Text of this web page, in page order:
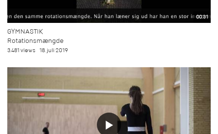
00:31
GYMNASTIK
Rotationsmængde
3.481 views 18. juli 2019